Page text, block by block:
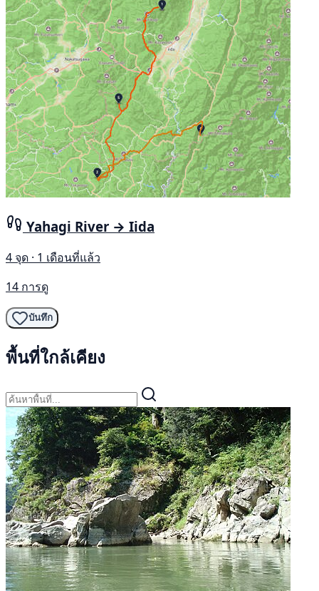
Yahagi River → Iida
4 จุด · 1 เดือนที่แล้ว
14 การดู
บันทึก
พื้นที่ใกล้เคียง